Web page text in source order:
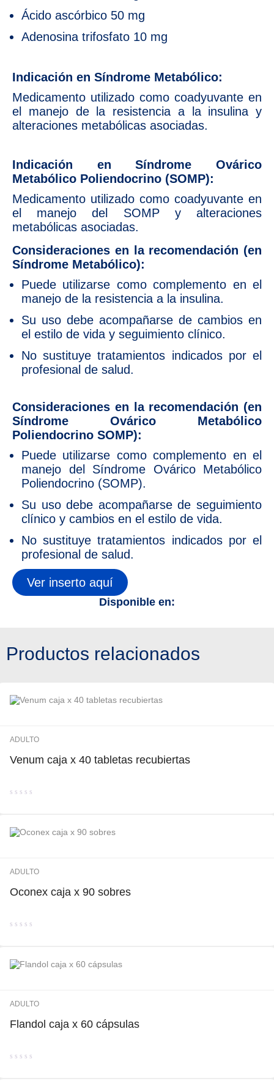
Ácido ascórbico 50 mg
Adenosina trifosfato 10 mg
Indicación en Síndrome Metabólico:
Medicamento utilizado como coadyuvante en
el manejo de la resistencia a la insulina y
alteraciones metabólicas asociadas.
Indicación en Síndrome Ovárico
Metabólico Poliendocrino (SOMP):
Medicamento utilizado como coadyuvante en
el manejo del SOMP y alteraciones
metabólicas asociadas.
Consideraciones en la recomendación (en
Síndrome Metabólico):
Puede utilizarse como complemento en el
manejo de la resistencia a la insulina.
Su uso debe acompañarse de cambios en
el estilo de vida y seguimiento clínico.
No sustituye tratamientos indicados por el
profesional de salud.
Consideraciones en la recomendación (en
Síndrome Ovárico Metabólico
Poliendocrino SOMP):
Puede utilizarse como complemento en el
manejo del Síndrome Ovárico Metabólico
Poliendocrino (SOMP).
Su uso debe acompañarse de seguimiento
clínico y cambios en el estilo de vida.
No sustituye tratamientos indicados por el
profesional de salud.
Ver inserto aquí
Disponible en:
Productos relacionados
ADULTO
Venum caja x 40 tabletas recubiertas
5
ADULTO
Oconex caja x 90 sobres
5
ADULTO
Flandol caja x 60 cápsulas